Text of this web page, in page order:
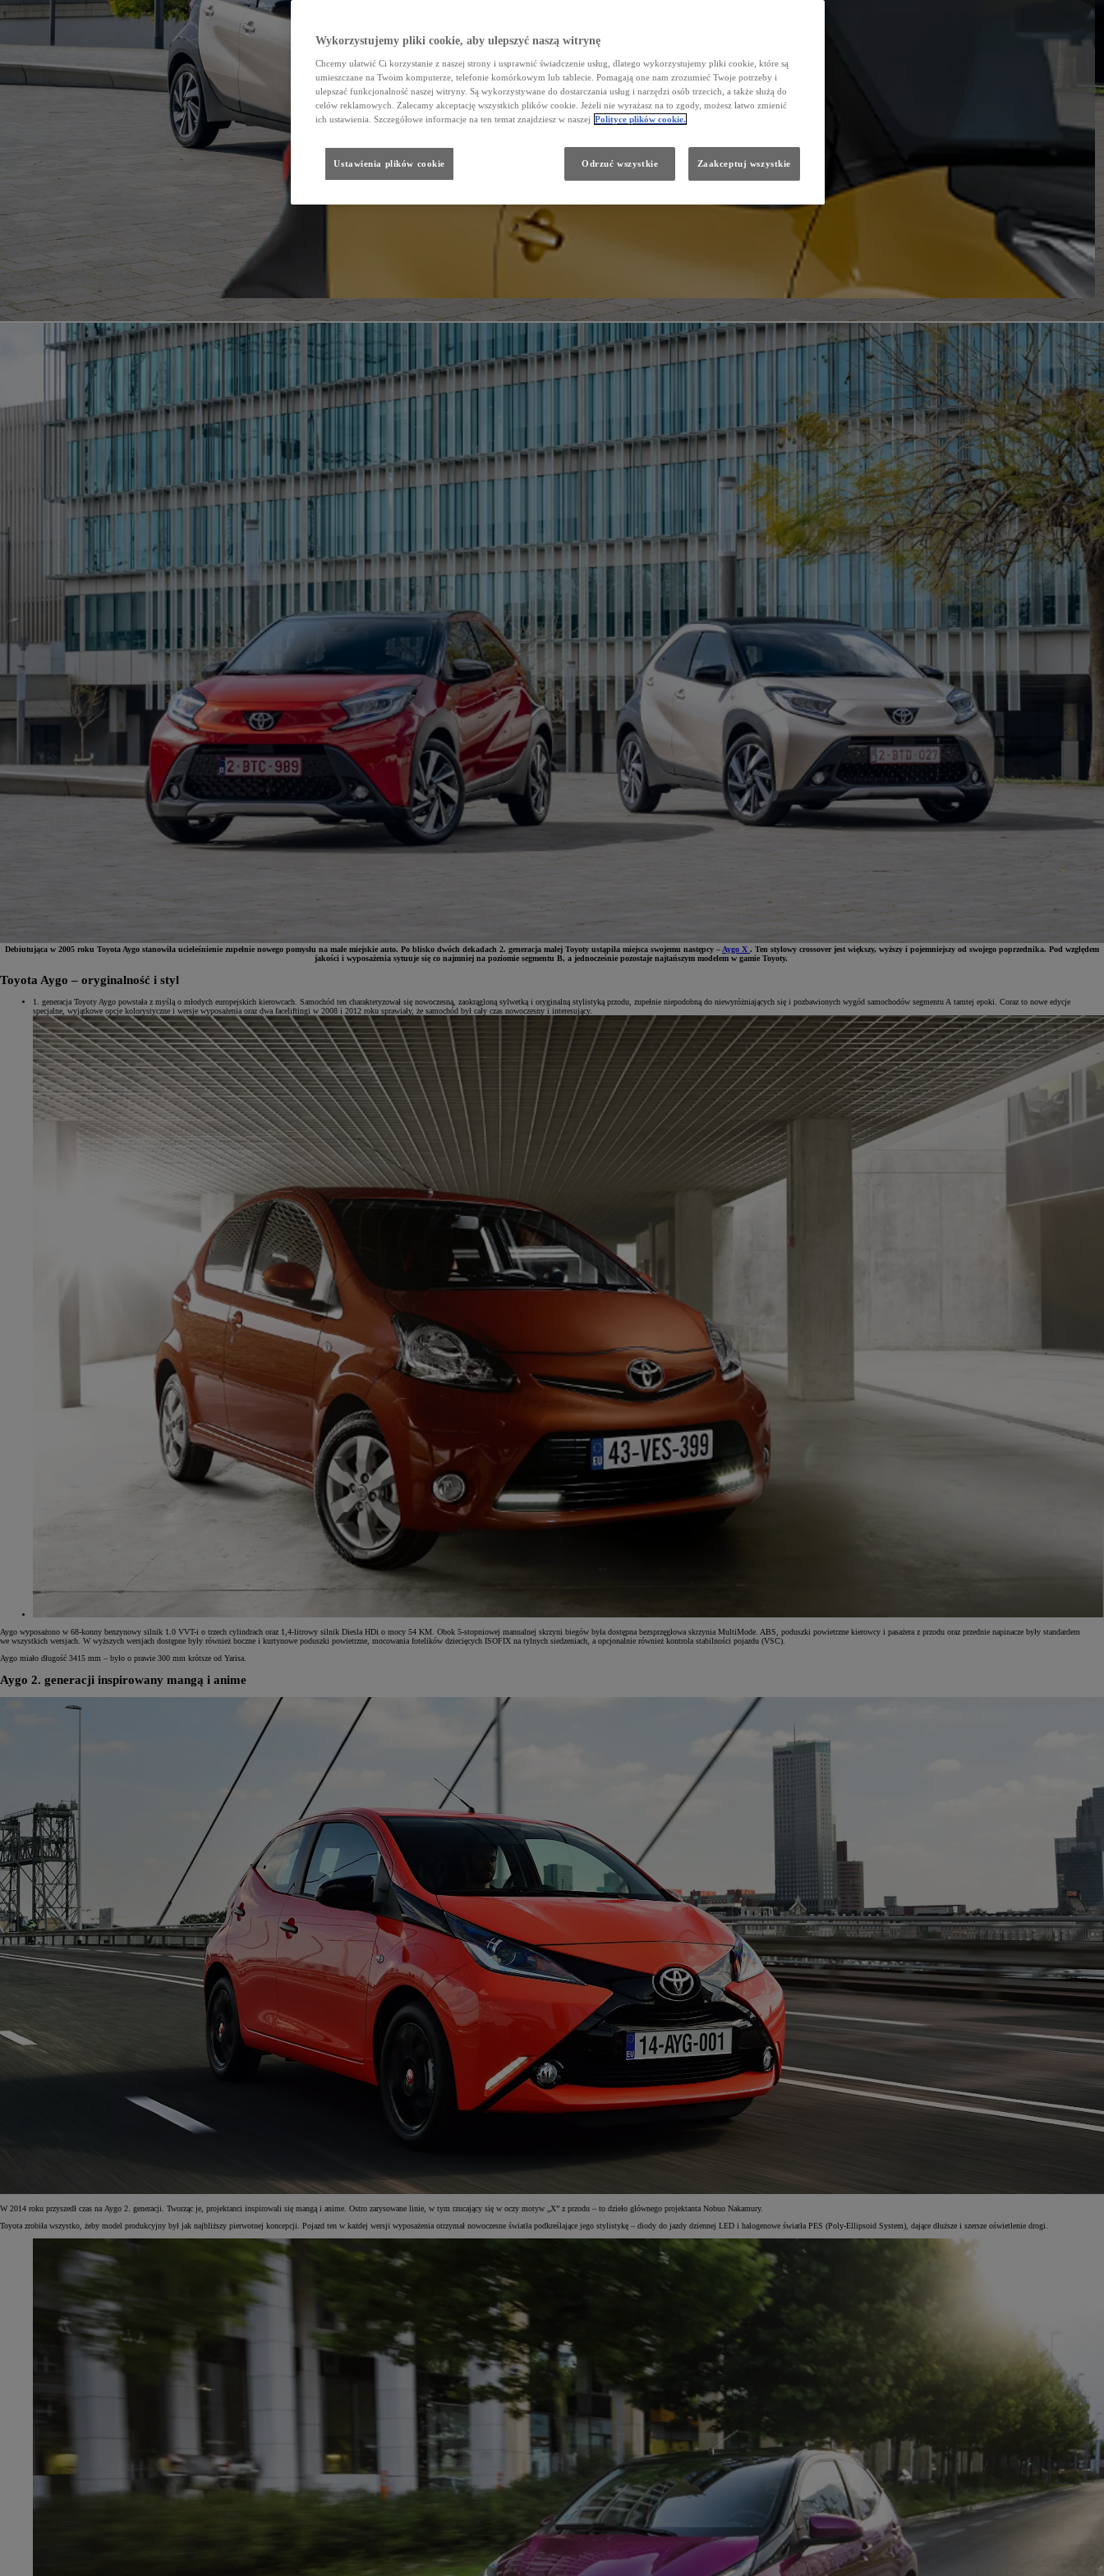
Yaris Cross
HYBRID
105 300 zł
Corolla Hatchback
Debiutująca w 2005 roku Toyota Aygo stanowiła ucieleśnienie zupełnie nowego pomysłu na małe miejskie auto. Po blisko dwóch dekadach 2. generacja małej Toyoty ustąpiła miejsca swojemu następcy –Aygo X . Ten stylowy crossover jest większy, wyższy i pojemniejszy od swojego poprzednika. Pod względem
jakości i wyposażenia sytuuje się co najmniej na poziomie segmentu B, a jednocześnie pozostaje najtańszym modelem w gamie Toyoty.
Toyota Aygo – oryginalność i styl
1. generacja Toyoty Aygo powstała z myślą o młodych europejskich kierowcach. Samochód ten charakteryzował się nowoczesną, zaokrągloną sylwetką i oryginalną stylistyką przodu, zupełnie niepodobną do niewyróżniających się i pozbawionych wygód samochodów segmentu A tamtej epoki. Coraz to nowe edycje
specjalne, wyjątkowe opcje kolorystyczne i wersje wyposażenia oraz dwa faceliftingi w 2008 i 2012 roku sprawiały, że samochód był cały czas nowoczesny i interesujący.
Aygo wyposażono w 68-konny benzynowy silnik 1.0 VVT-i o trzech cylindrach oraz 1,4-litrowy silnik Diesla HDi o mocy 54 KM. Obok 5-stopniowej manualnej skrzyni biegów była dostępna bezsprzęgłowa skrzynia MultiMode. ABS, poduszki powietrzne kierowcy i pasażera z przodu oraz przednie napinacze były standardem
we wszystkich wersjach. W wyższych wersjach dostępne były również boczne i kurtynowe poduszki powietrzne, mocowania fotelików dziecięcych ISOFIX na tylnych siedzeniach, a opcjonalnie również kontrola stabilności pojazdu (VSC).
Aygo miało długość 3415 mm – było o prawie 300 mm krótsze od Yarisa.
Aygo 2. generacji inspirowany mangą i anime
W 2014 roku przyszedł czas na Aygo 2. generacji. Tworząc je, projektanci inspirowali się mangą i anime. Ostro zarysowane linie, w tym rzucający się w oczy motyw „X” z przodu – to dzieło głównego projektanta Nobuo Nakamury.
Toyota zrobiła wszystko, żeby model produkcyjny był jak najbliższy pierwotnej koncepcji. Pojazd ten w każdej wersji wyposażenia otrzymał nowoczesne światła podkreślające jego stylistykę – diody do jazdy dziennej LED i halogenowe światła PES (Poly-Ellipsoid System), dające dłuższe i szersze oświetlenie drogi.
Wykorzystujemy pliki cookie, aby ulepszyć naszą witrynę
Chcemy ułatwić Ci korzystanie z naszej strony i usprawnić świadczenie usług, dlatego wykorzystujemy pliki cookie, które są
umieszczane na Twoim komputerze, telefonie komórkowym lub tablecie. Pomagają one nam zrozumieć Twoje potrzeby i
ulepszać funkcjonalność naszej witryny. Są wykorzystywane do dostarczania usług i narzędzi osób trzecich, a także służą do
celów reklamowych. Zalecamy akceptację wszystkich plików cookie. Jeżeli nie wyrażasz na to zgody, możesz łatwo zmienić
ich ustawienia. Szczegółowe informacje na ten temat znajdziesz w naszej Polityce plików cookie.
Ustawienia plików cookie Odrzuć wszystkie Zaakceptuj wszystkie